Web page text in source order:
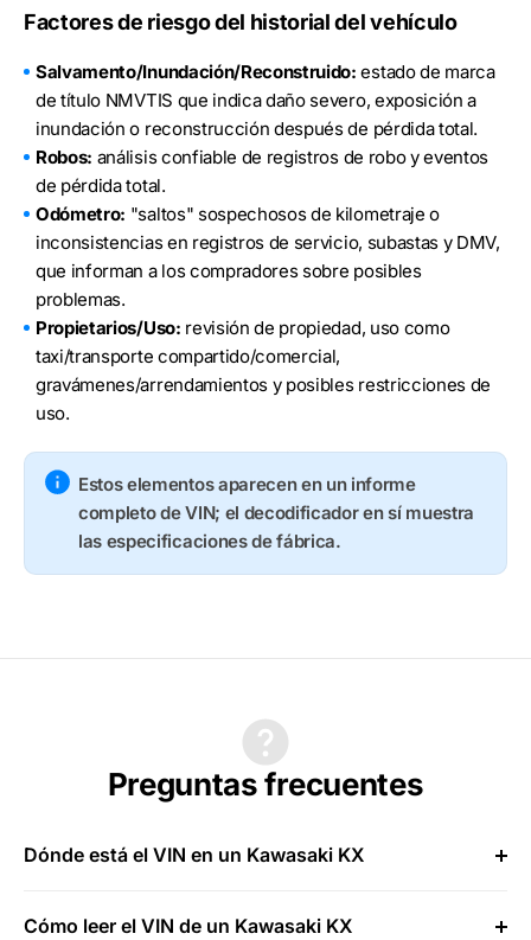
Factores de riesgo del historial del vehículo
Salvamento/Inundación/Reconstruido: estado de marca
de título NMVTIS que indica daño severo, exposición a
inundación o reconstrucción después de pérdida total.
Robos: análisis confiable de registros de robo y eventos
de pérdida total.
Odómetro: "saltos" sospechosos de kilometraje o
inconsistencias en registros de servicio, subastas y DMV,
que informan a los compradores sobre posibles
problemas.
Propietarios/Uso: revisión de propiedad, uso como
taxi/transporte compartido/comercial,
gravámenes/arrendamientos y posibles restricciones de
uso.
Estos elementos aparecen en un informe
completo de VIN; el decodificador en sí muestra
las especificaciones de fábrica.
Preguntas frecuentes
Dónde está el VIN en un Kawasaki KX
Cómo leer el VIN de un Kawasaki KX